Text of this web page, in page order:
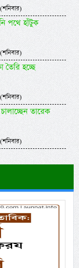
পথে হাঁটুক
তৈরি হচ্ছে
তারেক